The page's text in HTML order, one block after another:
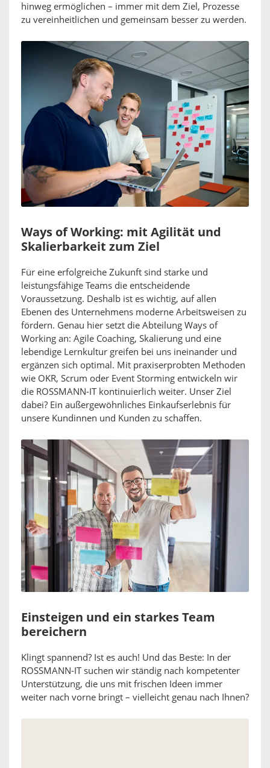
hinweg ermöglichen – immer mit dem Ziel, Prozesse
zu vereinheitlichen und gemeinsam besser zu werden.
Ways of Working: mit Agilität und
Skalierbarkeit zum Ziel
Für eine erfolgreiche Zukunft sind starke und
leistungsfähige Teams die entscheidende
Voraussetzung. Deshalb ist es wichtig, auf allen
Ebenen des Unternehmens moderne Arbeitsweisen zu
fördern. Genau hier setzt die Abteilung Ways of
Working an: Agile Coaching, Skalierung und eine
lebendige Lernkultur greifen bei uns ineinander und
ergänzen sich optimal. Mit praxiserprobten Methoden
wie OKR, Scrum oder Event Storming entwickeln wir
die ROSSMANN-IT kontinuierlich weiter. Unser Ziel
dabei? Ein außergewöhnliches Einkaufserlebnis für
unsere Kundinnen und Kunden zu schaffen.
Einsteigen und ein starkes Team
bereichern
Klingt spannend? Ist es auch! Und das Beste: In der
ROSSMANN-IT suchen wir ständig nach kompetenter
Unterstützung, die uns mit frischen Ideen immer
weiter nach vorne bringt – vielleicht genau nach Ihnen?